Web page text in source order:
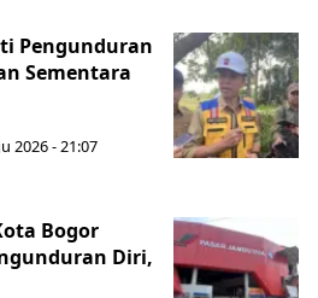
Pengunduran
Sementara
2026 - 21:07
Bogor
Diri,